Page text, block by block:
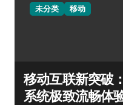
未分类 移动
移动互联新突破
系统极致流畅体